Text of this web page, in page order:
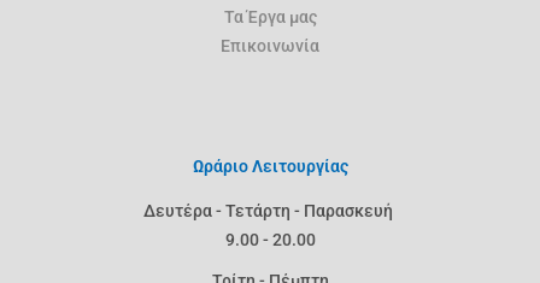
Τα Έργα μας
Επικοινωνία
Ωράριο Λειτουργίας
Δευτέρα - Τετάρτη - Παρασκευή
9.00 - 20.00